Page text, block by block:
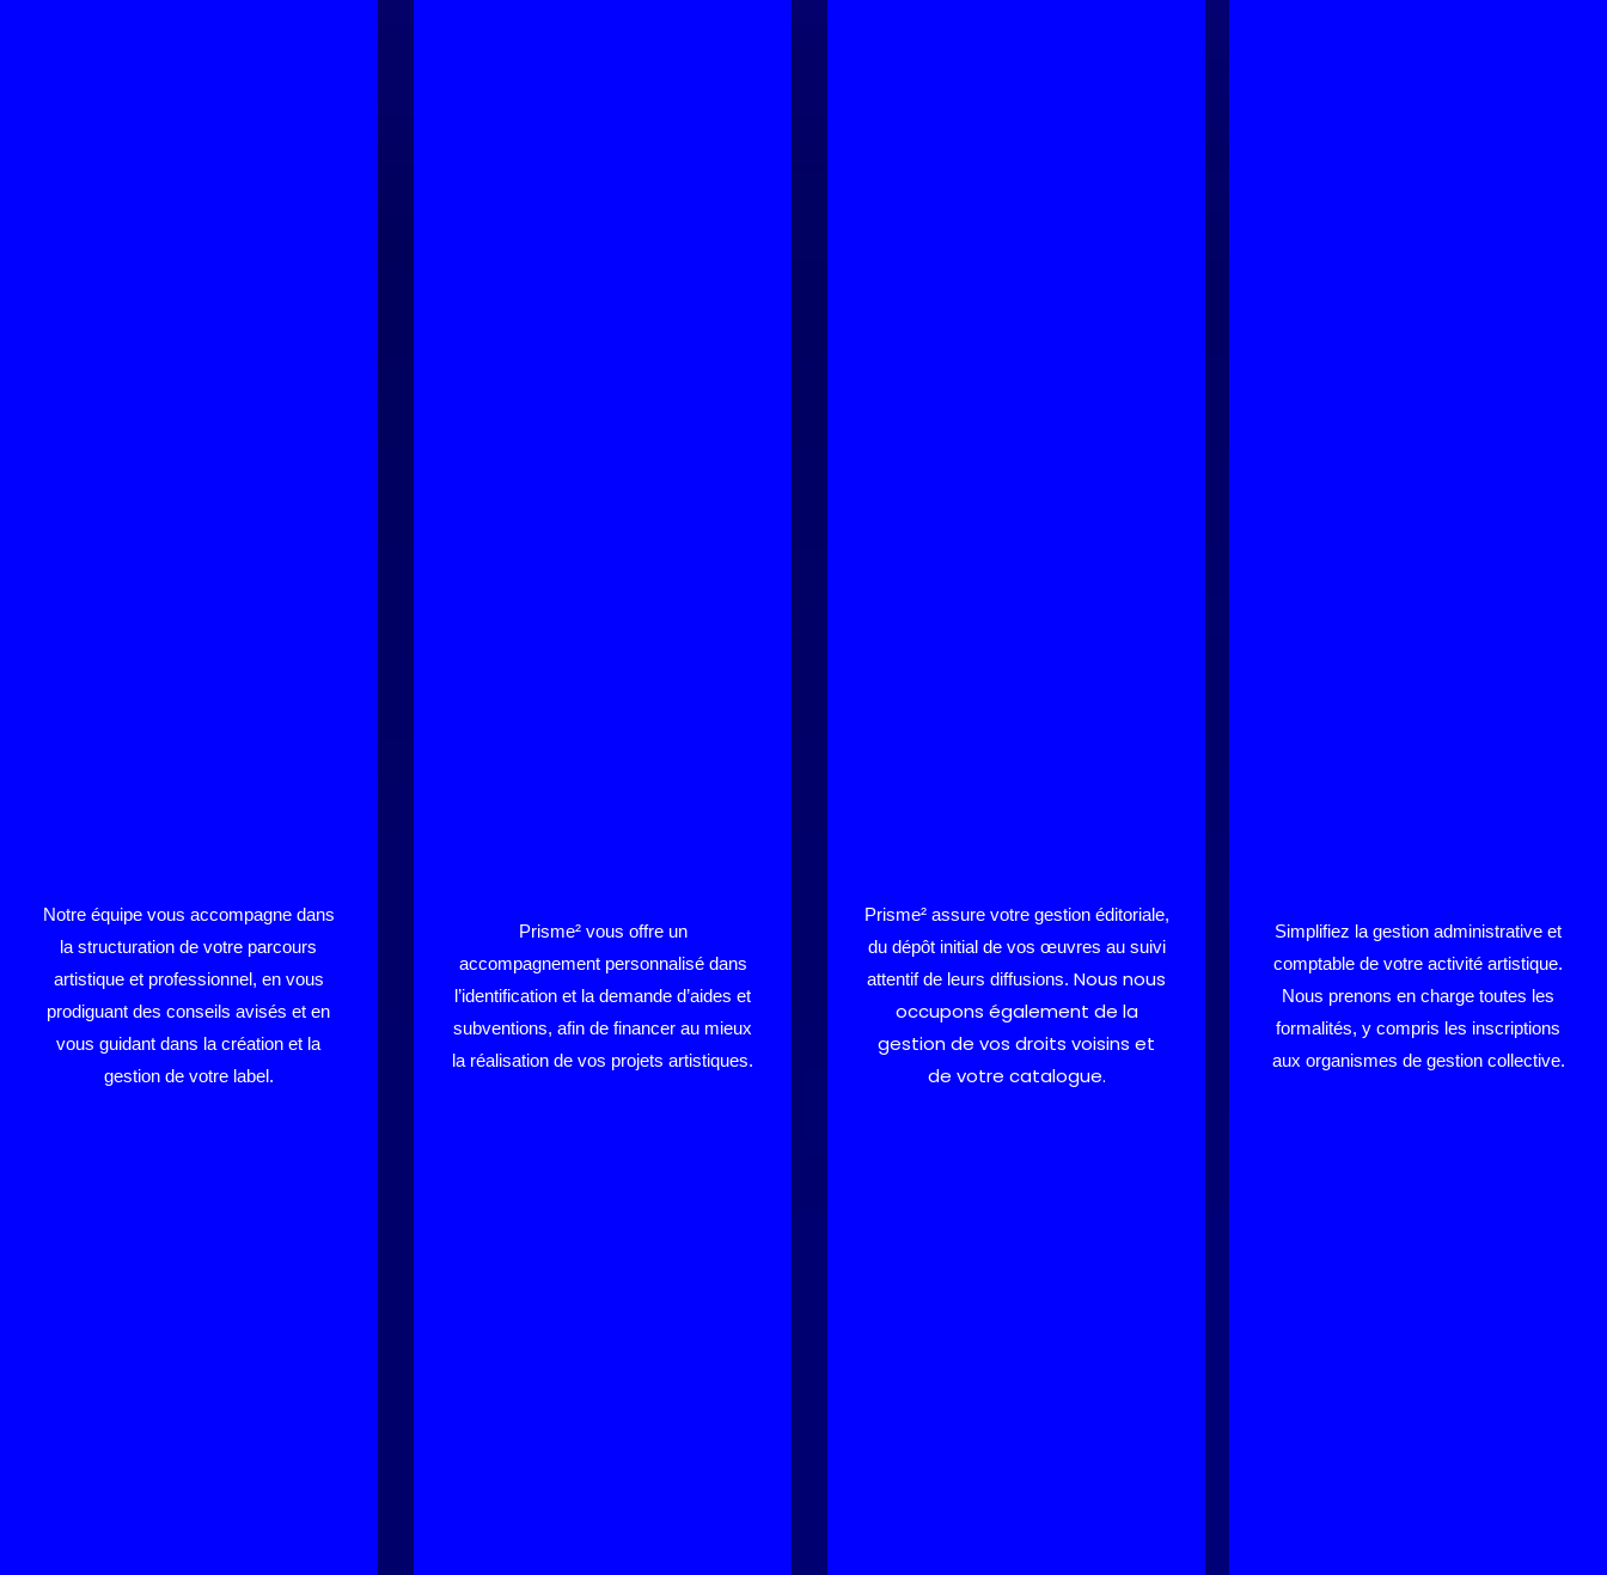
Notre équipe vous accompagne dans
la structuration de votre parcours
artistique et professionnel, en vous
prodiguant des conseils avisés et en
vous guidant dans la création et la
gestion de votre label.
Prisme² vous offre un
accompagnement personnalisé dans
l’identification et la demande d’aides et
subventions, afin de financer au mieux
la réalisation de vos projets artistiques.
Prisme² assure votre gestion éditoriale,
du dépôt initial de vos œuvres au suivi
attentif de leurs diffusions.Nous nous
occupons également de la
gestion de vos droits voisins et
de votre catalogue.
Simplifiez la gestion administrative et
comptable de votre activité artistique.
Nous prenons en charge toutes les
formalités, y compris les inscriptions
aux organismes de gestion collective.